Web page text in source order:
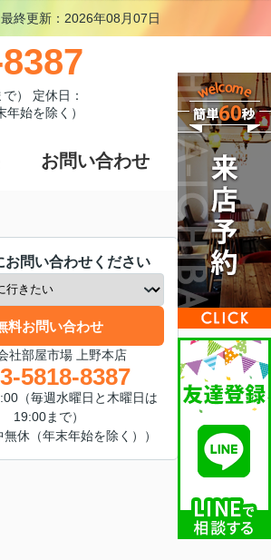
最終更新：2026年08月07日
） 定休日：
始を除く）
お問い合わせ
お問い合わせください
料お問い合わせ
社部屋市場 上野本店
5818-8387
（毎週水曜日と木曜日は
19:00まで）
無休（年末年始を除く））